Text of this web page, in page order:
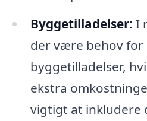
Byggetilladelser: I
der være behov for
byggetilladelser,
ekstra
vigtigt at inkludere